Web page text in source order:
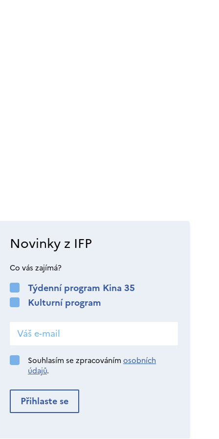
Novinky z IFP
Co vás zajímá?
Týdenní program Kina 35
Kulturní program
Souhlasím se zpracováním osobních
údajů.